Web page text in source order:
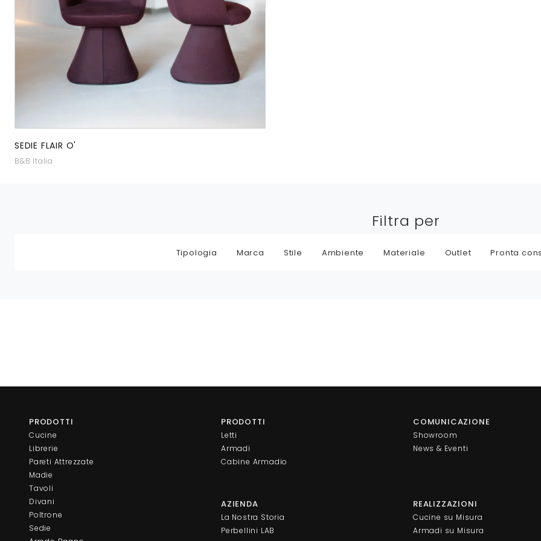
SEDIE FLAIR O'
B&B Italia
Filtra per
Tipologia Marca Stile Ambiente Materiale Outlet Pronta
PRODOTTI
Cucine
Librerie
Pareti Attrezzate
Madie
Tavoli
Divani
Poltrone
Sedie
PRODOTTI
Letti
Armadi
Cabine Armadio
COMUNICAZIONE
Showroom
News & Eventi
AZIENDA
La Nostra Storia
Perbellini LAB
REALIZZAZIONI
Cucine su Misura
Armadi su Misura